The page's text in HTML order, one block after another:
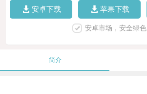
安卓下载 苹果下载
安卓市场，安全绿色
简介